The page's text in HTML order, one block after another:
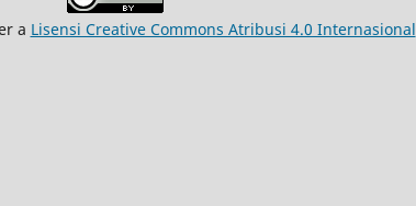
a Lisensi Creative Commons Atribusi 4.0 Internasional